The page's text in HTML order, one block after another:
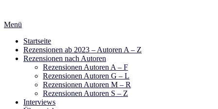
springen
Menü
Startseite
Rezensionen ab 2023 – Autoren A – Z
Rezensionen nach Autoren
Rezensionen Autoren A – F
Rezensionen Autoren G – L
Rezensionen Autoren M – R
Rezensionen Autoren S – Z
Interviews